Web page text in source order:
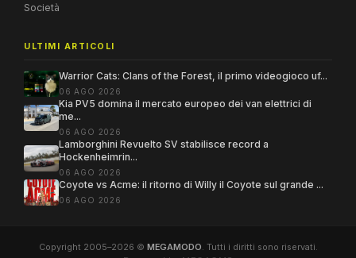
Società
ULTIMI ARTICOLI
Warrior Cats: Clans of the Forest, il primo videogioco uf...
06 AGO 2026
Kia PV5 domina il mercato europeo dei van elettrici di
me...
06 AGO 2026
Lamborghini Revuelto SV stabilisce record a
Hockenheimrin...
06 AGO 2026
Coyote vs Acme: il ritorno di Willy il Coyote sul grande ...
06 AGO 2026
Copyright 2005–2026 © MEGAMODO. Tutti i diritti sono riservati.